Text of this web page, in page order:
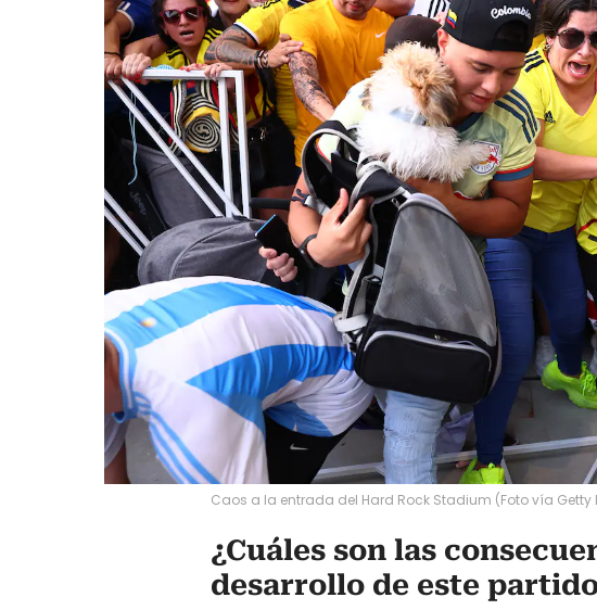
Caos a la entrada del Hard Rock Stadium (Foto vía Getty
¿Cuáles son las
desarrollo de este